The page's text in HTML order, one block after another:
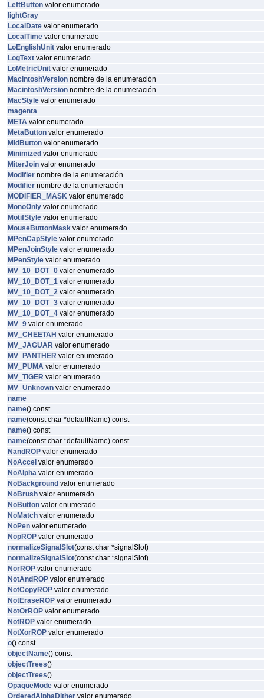
LeftButton valor enumerado
lightGray
LocalDate valor enumerado
LocalTime valor enumerado
LoEnglishUnit valor enumerado
LogText valor enumerado
LoMetricUnit valor enumerado
MacintoshVersion nombre de la enumeración
MacintoshVersion nombre de la enumeración
MacStyle valor enumerado
magenta
META valor enumerado
MetaButton valor enumerado
MidButton valor enumerado
Minimized valor enumerado
MiterJoin valor enumerado
Modifier nombre de la enumeración
Modifier nombre de la enumeración
MODIFIER_MASK valor enumerado
MonoOnly valor enumerado
MotifStyle valor enumerado
MouseButtonMask valor enumerado
MPenCapStyle valor enumerado
MPenJoinStyle valor enumerado
MPenStyle valor enumerado
MV_10_DOT_0 valor enumerado
MV_10_DOT_1 valor enumerado
MV_10_DOT_2 valor enumerado
MV_10_DOT_3 valor enumerado
MV_10_DOT_4 valor enumerado
MV_9 valor enumerado
MV_CHEETAH valor enumerado
MV_JAGUAR valor enumerado
MV_PANTHER valor enumerado
MV_PUMA valor enumerado
MV_TIGER valor enumerado
MV_Unknown valor enumerado
name
name() const
name(const char *defaultName) const
name() const
name(const char *defaultName) const
NandROP valor enumerado
NoAccel valor enumerado
NoAlpha valor enumerado
NoBackground valor enumerado
NoBrush valor enumerado
NoButton valor enumerado
NoMatch valor enumerado
NoPen valor enumerado
NopROP valor enumerado
normalizeSignalSlot(const char *signalSlot)
normalizeSignalSlot(const char *signalSlot)
NorROP valor enumerado
NotAndROP valor enumerado
NotCopyROP valor enumerado
NotEraseROP valor enumerado
NotOrROP valor enumerado
NotROP valor enumerado
NotXorROP valor enumerado
o() const
objectName() const
objectTrees()
objectTrees()
OpaqueMode valor enumerado
OrderedAlphaDither valor enumerado